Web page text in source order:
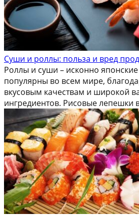
Суши и роллы: польза и вред
Роллы и суши – исконно
популярны во всем мире,
вкусовым качествам и широкой
ингредиентов. Рисовые лепешки